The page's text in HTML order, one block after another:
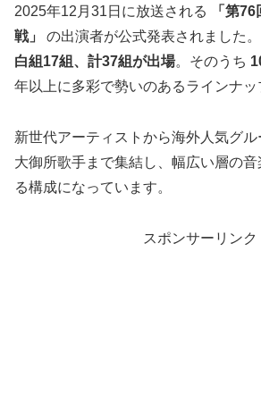
2025年12月31日に放送される
「第
戦」
の出演者が公式発表されました
白組17組、計37組が出場。そのうち
年以上に多彩で勢いのあるラインナッ
新世代アーティストから海外人気グ
大御所歌手まで集結し、幅広い層の
る構成になっています。
スポンサーリンク